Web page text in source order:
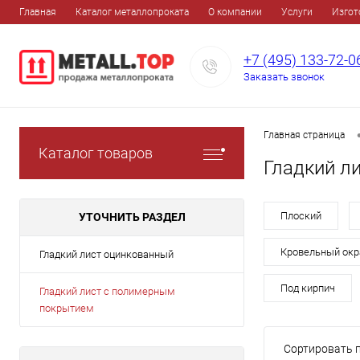
Главная Каталог металлопроката О компании Услуги
+7 (495) 133-72-
Заказать звонок
Каталог товаров
УТОЧНИТЬ РАЗДЕЛ
Гладкий лист оцинкованный
Гладкий лист с полимерным
покрытием
Главная страница
Гладкий
Плоский
Кровельный
Под кирпич
Сортировать